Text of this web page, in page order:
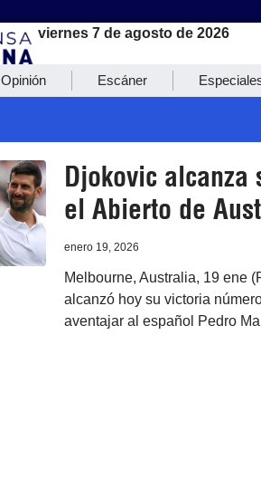
viernes 7 de agosto de 2026
Opinión Escáner
Djokovic
el Abierto de
enero 19, 2026
Melbourne, Australia, 19 ene
alcanzó hoy su victoria
aventajar al español Pedro